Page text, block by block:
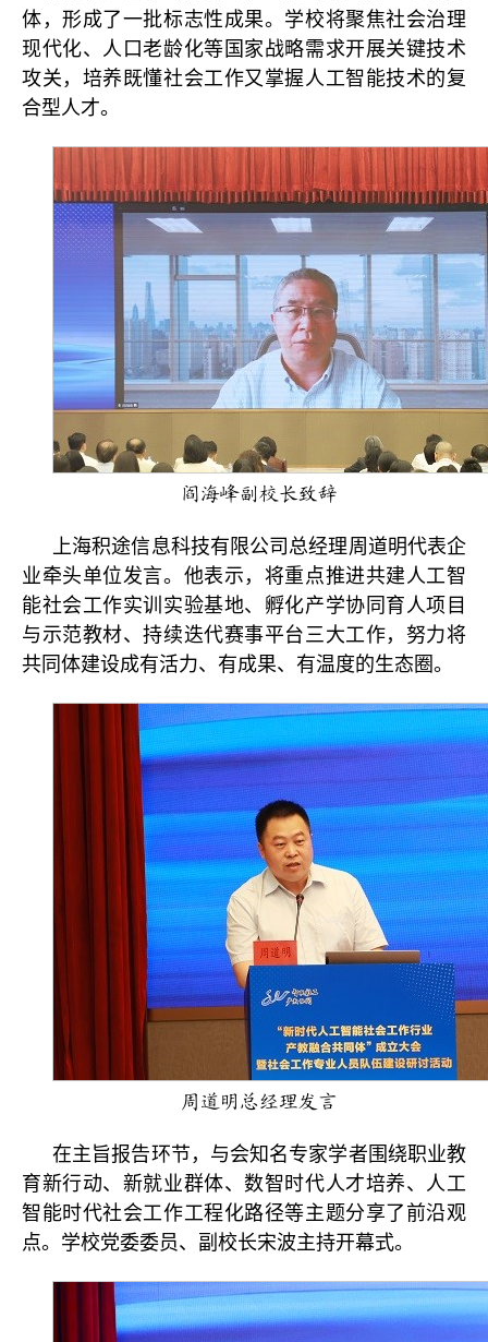
体，形成了一批标志性成果。学校将聚焦社会治理
现代化、人口老龄化等国家战略需求开展关键技术
攻关，培养既懂社会工作又掌握人工智能技术的复
合型人才。
阎海峰副校长致辞
上海积途信息科技有限公司总经理周道明代表企
业牵头单位发言。他表示，将重点推进共建人工智
能社会工作实训实验基地、孵化产学协同育人项目
与示范教材、持续迭代赛事平台三大工作，努力将
共同体建设成有活力、有成果、有温度的生态圈。
周道明总经理发言
在主旨报告环节，与会知名专家学者围绕职业教
育新行动、新就业群体、数智时代人才培养、人工
智能时代社会工作工程化路径等主题分享了前沿观
点。学校党委委员、副校长宋波主持开幕式。